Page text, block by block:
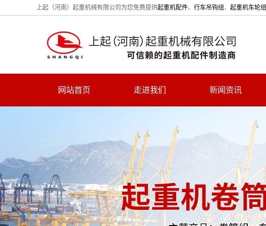
上起（河南）起重机械有限公司为您免费提供起重机配件、 行车吊钩组 、 起重机车轮组
网站首页 走进我们 新闻资讯